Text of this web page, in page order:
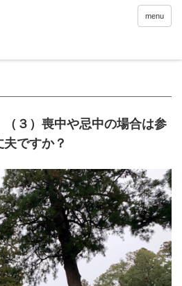
menu
（３）喪中や忌中の場合は参
ですか？